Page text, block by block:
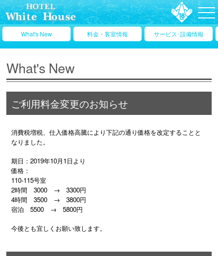
What's New 料金・客室情報 サービス･設備情報
What's New
ご利用料金変更のお知らせ
消費税増税、仕入価格高騰により下記の通り価格を改定することと
なりました。
期日：2019年10月1日より
価格：
110-115号室
2時間 3000 → 3300円
4時間 3500 → 3800円
宿泊 5500 → 5800円
今後とも宜しくお願い致します。